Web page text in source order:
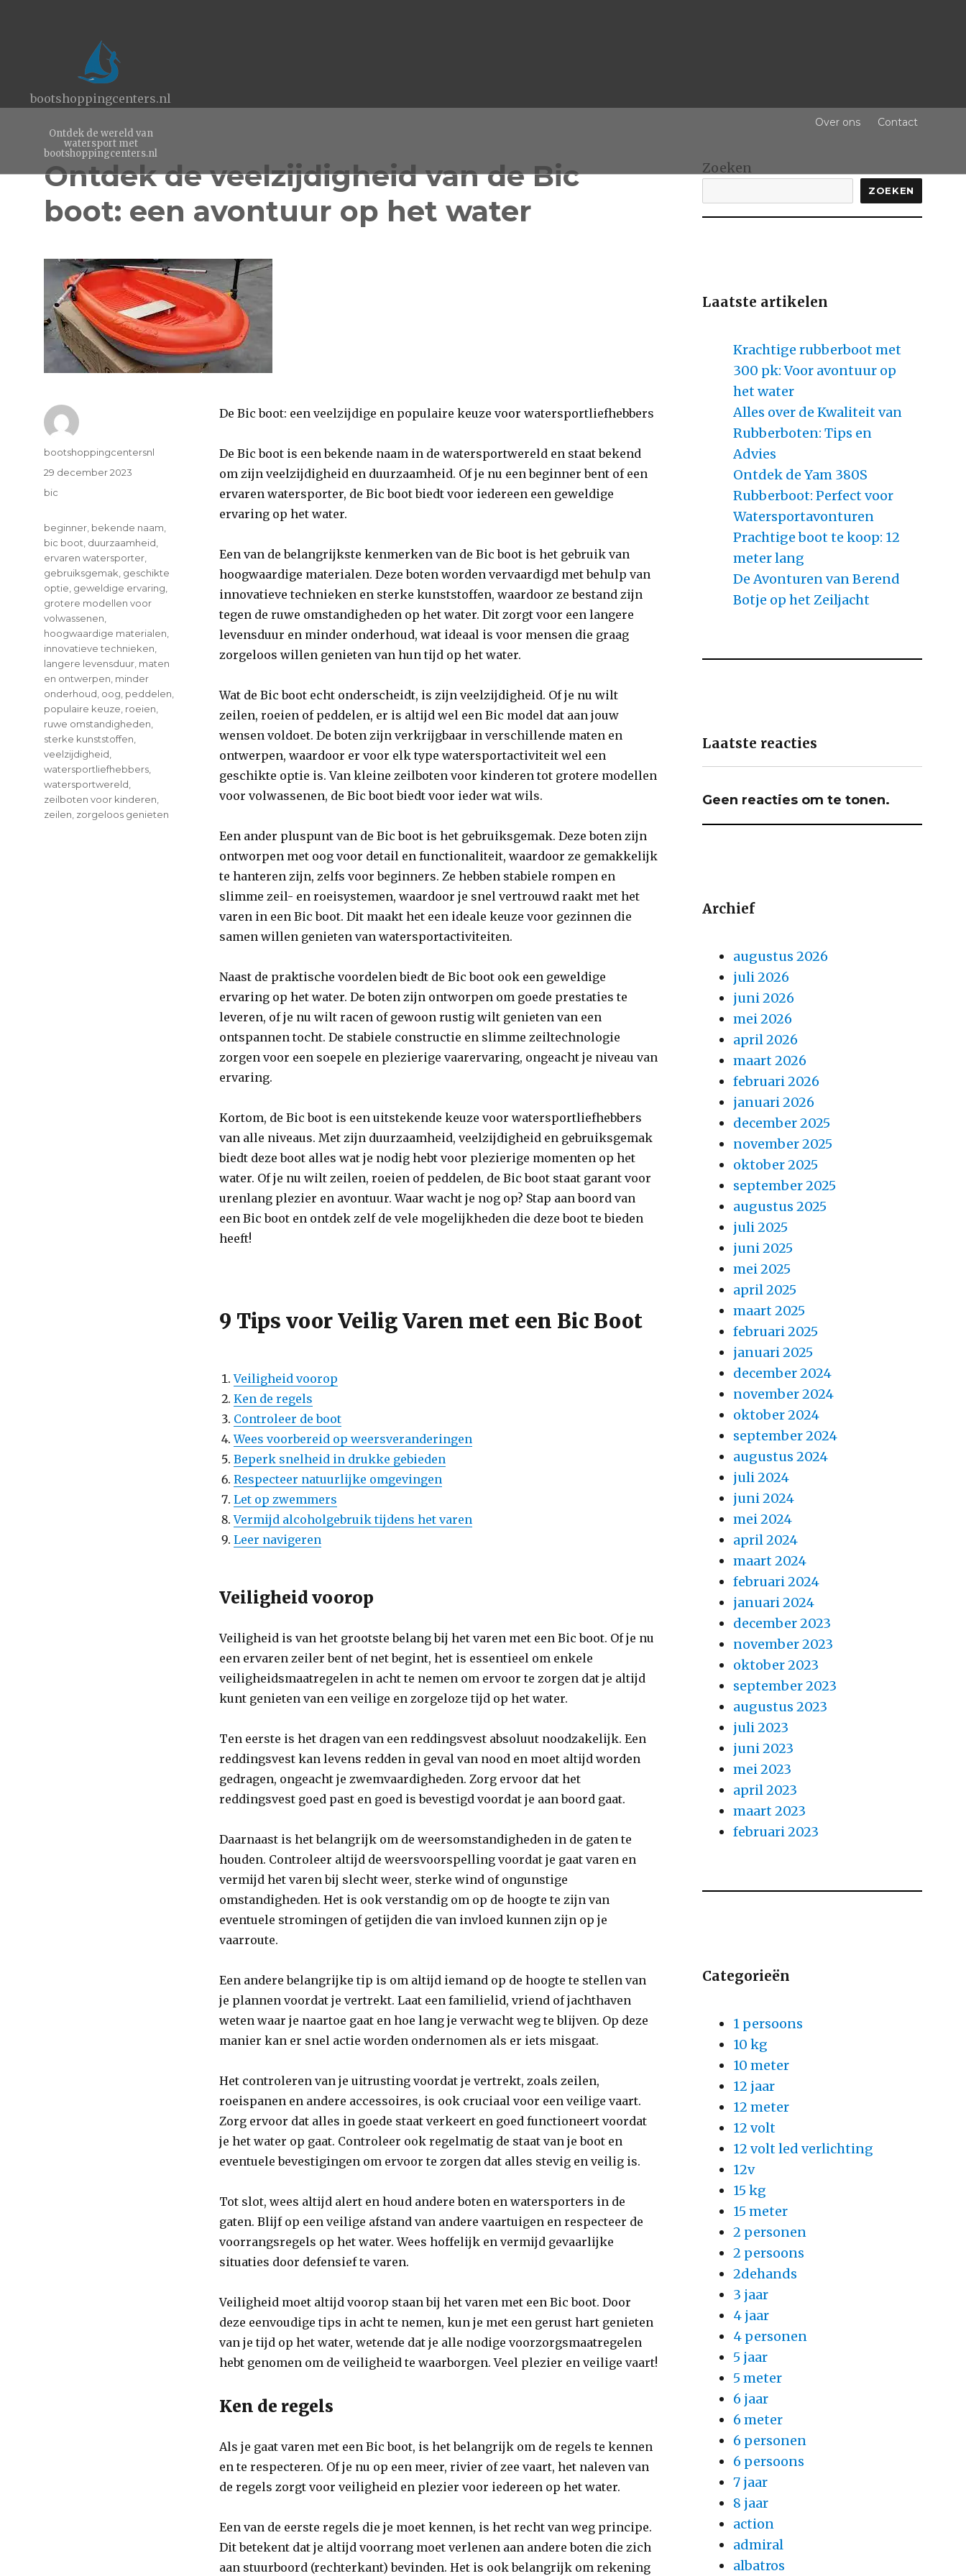
bootshoppingcenters.nl
Ontdek de wereld van
watersport met
bootshoppingcenters.nl
Over ons Contact
Ontdek de veelzijdigheid van de Bic
boot: een avontuur op het water
De Bic boot: een veelzijdige en populaire keuze voor watersportliefhebbers
De Bic boot is een bekende naam in de watersportwereld en staat bekend
om zijn veelzijdigheid en duurzaamheid. Of je nu een beginner bent of een
ervaren watersporter, de Bic boot biedt voor iedereen een geweldige
ervaring op het water.
Een van de belangrijkste kenmerken van de Bic boot is het gebruik van
hoogwaardige materialen. Deze boten worden vervaardigd met behulp van
innovatieve technieken en sterke kunststoffen, waardoor ze bestand zijn
tegen de ruwe omstandigheden op het water. Dit zorgt voor een langere
levensduur en minder onderhoud, wat ideaal is voor mensen die graag
zorgeloos willen genieten van hun tijd op het water.
Wat de Bic boot echt onderscheidt, is zijn veelzijdigheid. Of je nu wilt
zeilen, roeien of peddelen, er is altijd wel een Bic model dat aan jouw
wensen voldoet. De boten zijn verkrijgbaar in verschillende maten en
ontwerpen, waardoor er voor elk type watersportactiviteit wel een
geschikte optie is. Van kleine zeilboten voor kinderen tot grotere modellen
voor volwassenen, de Bic boot biedt voor ieder wat wils.
Een ander pluspunt van de Bic boot is het gebruiksgemak. Deze boten zijn
ontworpen met oog voor detail en functionaliteit, waardoor ze gemakkelijk
te hanteren zijn, zelfs voor beginners. Ze hebben stabiele rompen en
slimme zeil- en roeisystemen, waardoor je snel vertrouwd raakt met het
varen in een Bic boot. Dit maakt het een ideale keuze voor gezinnen die
samen willen genieten van watersportactiviteiten.
Naast de praktische voordelen biedt de Bic boot ook een geweldige
ervaring op het water. De boten zijn ontworpen om goede prestaties te
leveren, of je nu wilt racen of gewoon rustig wilt genieten van een
ontspannen tocht. De stabiele constructie en slimme zeiltechnologie
zorgen voor een soepele en plezierige vaarervaring, ongeacht je niveau van
ervaring.
Kortom, de Bic boot is een uitstekende keuze voor watersportliefhebbers
van alle niveaus. Met zijn duurzaamheid, veelzijdigheid en gebruiksgemak
biedt deze boot alles wat je nodig hebt voor plezierige momenten op het
water. Of je nu wilt zeilen, roeien of peddelen, de Bic boot staat garant voor
urenlang plezier en avontuur. Waar wacht je nog op? Stap aan boord van
een Bic boot en ontdek zelf de vele mogelijkheden die deze boot te bieden
heeft!
9 Tips voor Veilig Varen met een Bic Boot
Veiligheid voorop
Ken de regels
Controleer de boot
Wees voorbereid op weersveranderingen
Beperk snelheid in drukke gebieden
Respecteer natuurlijke omgevingen
Let op zwemmers
Vermijd alcoholgebruik tijdens het varen
Leer navigeren
Veiligheid voorop
Veiligheid is van het grootste belang bij het varen met een Bic boot. Of je nu
een ervaren zeiler bent of net begint, het is essentieel om enkele
veiligheidsmaatregelen in acht te nemen om ervoor te zorgen dat je altijd
kunt genieten van een veilige en zorgeloze tijd op het water.
Ten eerste is het dragen van een reddingsvest absoluut noodzakelijk. Een
reddingsvest kan levens redden in geval van nood en moet altijd worden
gedragen, ongeacht je zwemvaardigheden. Zorg ervoor dat het
reddingsvest goed past en goed is bevestigd voordat je aan boord gaat.
Daarnaast is het belangrijk om de weersomstandigheden in de gaten te
houden. Controleer altijd de weersvoorspelling voordat je gaat varen en
vermijd het varen bij slecht weer, sterke wind of ongunstige
omstandigheden. Het is ook verstandig om op de hoogte te zijn van
eventuele stromingen of getijden die van invloed kunnen zijn op je
vaarroute.
Een andere belangrijke tip is om altijd iemand op de hoogte te stellen van
je plannen voordat je vertrekt. Laat een familielid, vriend of jachthaven
weten waar je naartoe gaat en hoe lang je verwacht weg te blijven. Op deze
manier kan er snel actie worden ondernomen als er iets misgaat.
Het controleren van je uitrusting voordat je vertrekt, zoals zeilen,
roeispanen en andere accessoires, is ook cruciaal voor een veilige vaart.
Zorg ervoor dat alles in goede staat verkeert en goed functioneert voordat
je het water op gaat. Controleer ook regelmatig de staat van je boot en
eventuele bevestigingen om ervoor te zorgen dat alles stevig en veilig is.
Tot slot, wees altijd alert en houd andere boten en watersporters in de
gaten. Blijf op een veilige afstand van andere vaartuigen en respecteer de
voorrangsregels op het water. Wees hoffelijk en vermijd gevaarlijke
situaties door defensief te varen.
Veiligheid moet altijd voorop staan bij het varen met een Bic boot. Door
deze eenvoudige tips in acht te nemen, kun je met een gerust hart genieten
van je tijd op het water, wetende dat je alle nodige voorzorgsmaatregelen
hebt genomen om de veiligheid te waarborgen. Veel plezier en veilige vaart!
Ken de regels
Als je gaat varen met een Bic boot, is het belangrijk om de regels te kennen
en te respecteren. Of je nu op een meer, rivier of zee vaart, het naleven van
de regels zorgt voor veiligheid en plezier voor iedereen op het water.
Een van de eerste regels die je moet kennen, is het recht van weg principe.
Dit betekent dat je altijd voorrang moet verlenen aan andere boten die zich
aan stuurboord (rechterkant) bevinden. Het is ook belangrijk om rekening
Author
bootshoppingcentersnl
Posted
on
29 december 2023
Categories
bic
Tags
beginner bekende naam
bic boot duurzaamheid
ervaren watersporter
gebruiksgemak geschikte
optie geweldige ervaring
grotere modellen voor
volwassenen
hoogwaardige materialen
innovatieve technieken
langere levensduur maten
en ontwerpen minder
onderhoud oog peddelen
populaire keuze roeien
ruwe omstandigheden
sterke kunststoffen
veelzijdigheid
watersportliefhebbers
watersportwereld
zeilboten voor kinderen
zeilen zorgeloos genieten
Zoeken
ZOEKEN
Laatste artikelen
Krachtige rubberboot met
300 pk: Voor avontuur op
het water
Alles over de Kwaliteit van
Rubberboten: Tips en
Advies
Ontdek de Yam 380S
Rubberboot: Perfect voor
Watersportavonturen
Prachtige boot te koop: 12
meter lang
De Avonturen van Berend
Botje op het Zeiljacht
Laatste reacties
Geen reacties om te tonen.
Archief
augustus 2026
juli 2026
juni 2026
mei 2026
april 2026
maart 2026
februari 2026
januari 2026
december 2025
november 2025
oktober 2025
september 2025
augustus 2025
juli 2025
juni 2025
mei 2025
april 2025
maart 2025
februari 2025
januari 2025
december 2024
november 2024
oktober 2024
september 2024
augustus 2024
juli 2024
juni 2024
mei 2024
april 2024
maart 2024
februari 2024
januari 2024
december 2023
november 2023
oktober 2023
september 2023
augustus 2023
juli 2023
juni 2023
mei 2023
april 2023
maart 2023
februari 2023
Categorieën
1 persoons
10 kg
10 meter
12 jaar
12 meter
12 volt
12 volt led verlichting
12v
15 kg
15 meter
2 personen
2 persoons
2dehands
3 jaar
4 jaar
4 personen
5 jaar
5 meter
6 jaar
6 meter
6 personen
6 persoons
7 jaar
8 jaar
action
admiral
albatros